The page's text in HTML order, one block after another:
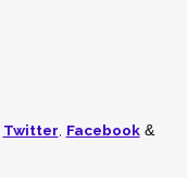
Twitter Facebook&